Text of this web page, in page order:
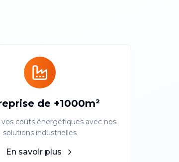
de +1000m²
coûts énergétiques avec nos
solutions industrielles
En savoir plus